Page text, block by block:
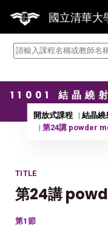
國立清華大
11001 結晶繞
開放式課程
結晶繞
第24講 powder
TITLE
第24講
第1節